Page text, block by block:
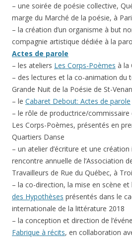
– une soirée de poésie collective,
marge du Marché de la poésie, à
– la création d’un organisme à but
compagnie artistique dédiée à la
Actes de parole
– les ateliers Les Corps-Poèmes à la
– des lectures et la co-animation du
Grande Nuit de la Poésie de St-
– le Cabaret Debout: Actes de parole
– le rôle de productrice/
Les Corps-Poèmes, présentés en
Quartiers Danse
– un atelier d’écriture et une
rencontre annuelle de l’Association
Travailleurs de Rue du Québec, à
– la co-direction, la mise en scène et
des Hypothèses présentés dans le
internationale de la littérature 2018
– la conception et direction de
Fabrique à récits, en collaboration